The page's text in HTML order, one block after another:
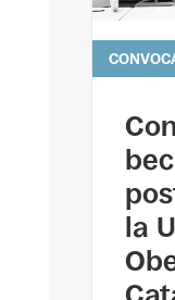
leer más
la